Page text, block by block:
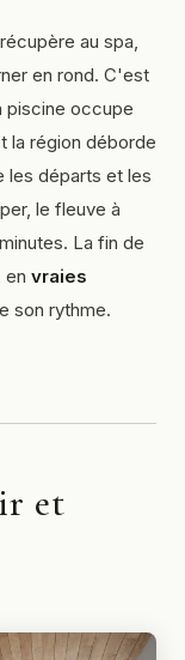
au spa,
en rond. C'est
piscine occupe
la région déborde
les départs et les
le fleuve à
La fin de
en vraies
son rythme.
et